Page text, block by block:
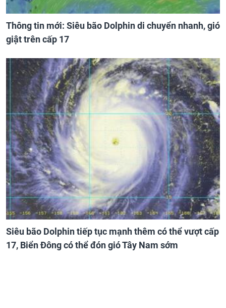
Thông tin mới: Siêu bão Dolphin di chuyển nhanh, gió
giật trên cấp 17
Siêu bão Dolphin tiếp tục mạnh thêm có thể vượt cấp
17, Biển Đông có thể đón gió Tây Nam sớm